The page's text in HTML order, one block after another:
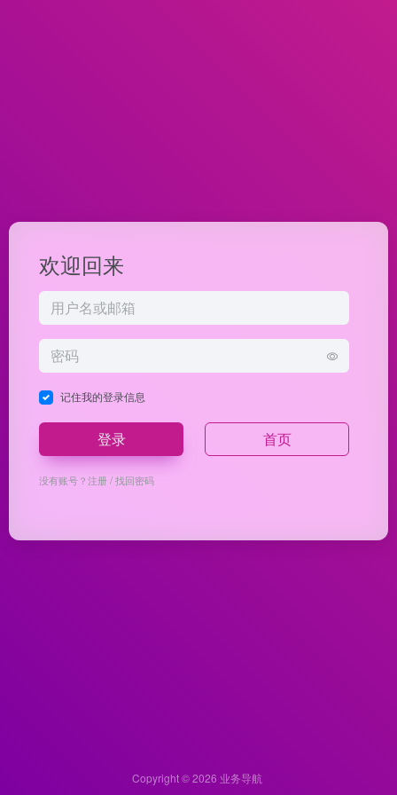
欢迎回来
记住我的登录信息
登录 首页
没有账号？注册/找回密码
Copyright © 2026 业务导航